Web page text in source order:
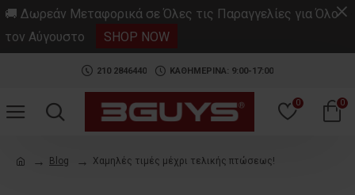
🚚 Δωρεάν Μεταφορικά σε Όλες τις Παραγγελίες για Όλο
τον Αύγουστο
SHOP NOW
210 2846440 ΚΑΘΗΜΕΡΙΝΑ: 9:00-17:00
0 0
Blog Χαμηλές τιμές μέχρι τελικής πτώσεως!